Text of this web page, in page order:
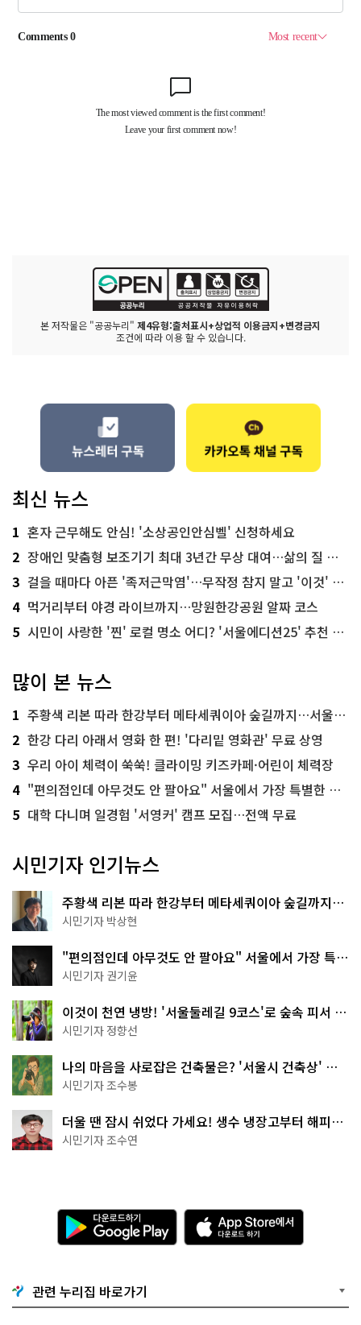
본 저작물은 "공공누리" 제4유형:출처표시+상업적 이용금지+변경금지
조건에 따라 이용 할 수 있습니다.
최신 뉴스
1 혼자 근무해도 안심! '소상공인안심벨' 신청하세요
2 장애인 맞춤형 보조기기 최대 3년간 무상 대여…삶의 질 높인다
3 걸을 때마다 아픈 '족저근막염'…무작정 참지 말고 '이것' 해보세요!
4 먹거리부터 야경 라이브까지…망원한강공원 알짜 코스
5 시민이 사랑한 '찐' 로컬 명소 어디? '서울에디션25' 추천 코스
많이 본 뉴스
1 주황색 리본 따라 한강부터 메타세쿼이아 숲길까지…서울둘레길 15코스
2 한강 다리 아래서 영화 한 편! '다리밑 영화관' 무료 상영
3 우리 아이 체력이 쑥쑥! 클라이밍 키즈카페·어린이 체력장
4 "편의점인데 아무것도 안 팔아요" 서울에서 가장 특별한 편의점의 정체
5 대학 다니며 일경험 '서영커' 캠프 모집…전액 무료
시민기자 인기뉴스
주황색 리본 따라 한강부터 메타세쿼이아 숲길까지…
서울둘레길 15코스
시민기자 박상현
"편의점인데 아무것도 안 팔아요" 서울에서 가장 특별
한 편의점의 정체
시민기자 권기윤
이것이 천연 냉방! '서울둘레길 9코스'로 숲속 피서 떠
나볼까
시민기자 정향선
나의 마음을 사로잡은 건축물은? '서울시 건축상' 수
상작 공개!
시민기자 조수봉
더울 땐 잠시 쉬었다 가세요! 생수 냉장고부터 해피소
·무더위쉼터까지
시민기자 조수연
다
운
로
기
G
o
A
p
p
e
관련 누리집 바로가기